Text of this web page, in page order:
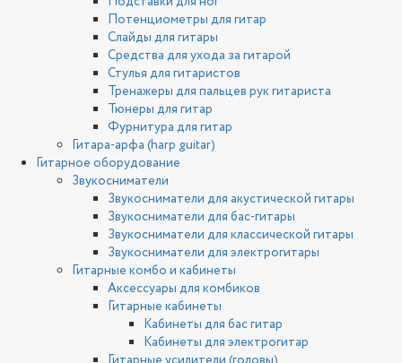
Потенциометры для гитар
Слайды для гитары
Средства для ухода за гитарой
Стулья для гитаристов
Тренажеры для пальцев рук гитариста
Тюнеры для гитар
Фурнитура для гитар
Гитара-арфа (harp guitar)
Гитарное оборудование
Звукосниматели
Звукосниматели для акустической гитары
Звукосниматели для бас-гитары
Звукосниматели для классической гитары
Звукосниматели для электрогитары
Гитарные комбо и кабинеты
Аксессуары для комбиков
Гитарные кабинеты
Кабинеты для бас гитар
Кабинеты для электрогитар